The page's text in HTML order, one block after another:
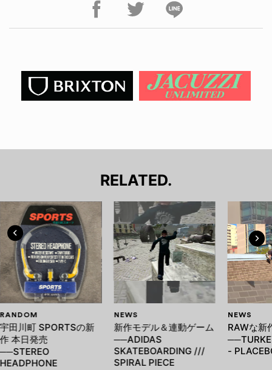
RELATED.
RANDOM
宇田川町 SPORTSの新
作 本日発売
──STEREO
HEADPHONE
NEWS
新作モデル＆連動ゲーム
──ADIDAS
SKATEBOARDING ///
SPIRAL PIECE
NEWS
RAWな新
-